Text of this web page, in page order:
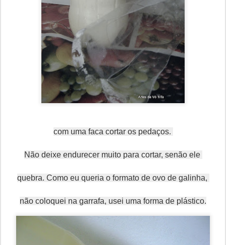
com uma faca cortar os pedaços.
Não deixe endurecer muito para cortar, senão ele
quebra. Como eu queria o formato de ovo de galinha,
não coloquei na garrafa, usei uma forma de plástico.